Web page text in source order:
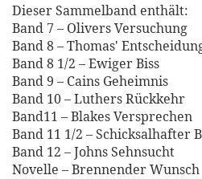
Dieser Sammelband enthält:
Band 7 – Olivers Versuchung
Band 8 – Thomas'
Band 8 1/2 – Ewiger Biss
Band 9 – Cains Geheimnis
Band 10 – Luthers Rückkehr
Band11 – Blakes Versprechen
Band 11 1/2 – Schicksalhafter
Band 12 – Johns Sehnsucht
Novelle – Brennender Wunsch